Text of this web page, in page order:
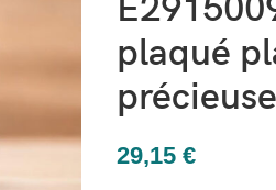
plaqué
29,15 €